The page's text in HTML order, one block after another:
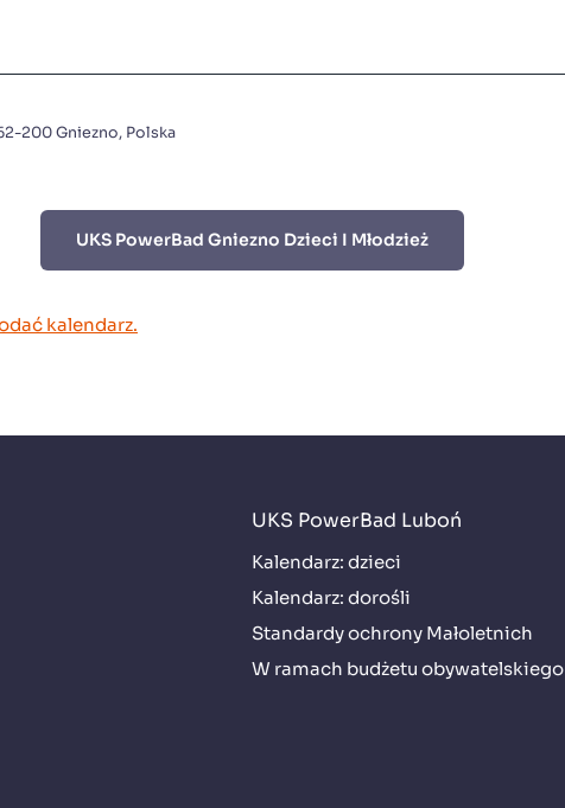
200 Gniezno, Polska
UKS PowerBad Gniezno Dzieci I Młodzież
kalendarz.
UKS PowerBad Luboń
Kalendarz: dzieci
Kalendarz: dorośli
Standardy ochrony Małoletnich
W ramach budżetu obywatelskiego